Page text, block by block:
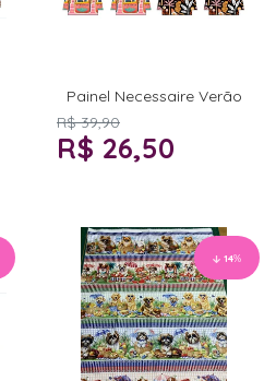
Painel Necessaire Verão
R$ 39,90
R$ 26,50
14%